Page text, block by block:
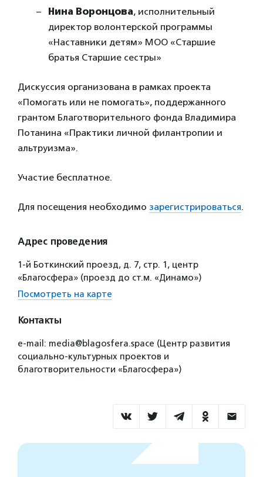
Нина Воронцова, исполнительный
директор волонтерской программы
«Наставники детям» МОО «Старшие
братья Старшие сестры»
Дискуссия организована в рамках проекта
«Помогать или не помогать», поддержанного
грантом Благотворительного фонда Владимира
Потанина «Практики личной филантропии и
альтруизма».
Участие бесплатное.
Для посещения необходимо зарегистрироваться.
Адрес проведения
1-й Боткинский проезд, д. 7, стр. 1, центр
«Благосфера» (проезд до ст.м. «Динамо»)
Посмотреть на карте
Контакты
e-mail: media@blagosfera.space (Центр развития
социально-культурных проектов и
благотворительности «Благосфера»)